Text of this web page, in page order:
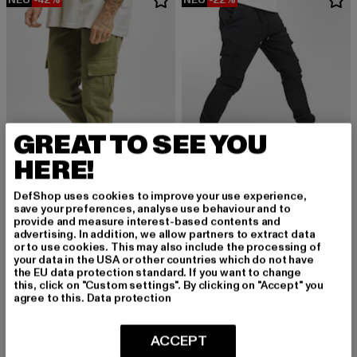
URBAN CLASSICS
Washed Cargo Twill Jogging
34,79 EUR
Derzeitiger Preis: 34,79 EUR
59,99 EURAktionspreis: 59,99 EUR
DEF
Litra
38,99 EUR
Derzeitiger Preis: 38,99 EUR
49,99 EURAktionspreis:
GREAT TO SEE YOU
HERE!
DefShop uses cookies to improve your use experience,
save your preferences, analyse use behaviour and to
provide and measure interest-based contents and
advertising. In addition, we allow partners to extract data
or to use cookies. This may also include the processing of
your data in the USA or other countries which do not have
the EU data protection standard. If you want to change
this, click on "Custom settings". By clicking on "Accept" you
agree to this. Data protection
ACCEPT